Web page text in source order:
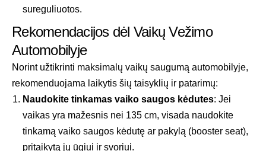
sureguliuotos.
Rekomendacijos dėl Vaikų Vežimo
Automobilyje
Norint užtikrinti maksimalų vaikų saugumą automobilyje,
rekomenduojama laikytis šių taisyklių ir patarimų:
Naudokite tinkamas vaiko saugos kėdutes: Jei
vaikas yra mažesnis nei 135 cm, visada naudokite
tinkamą vaiko saugos kėdutę ar pakylą (booster seat),
pritaikytą jų ūgiui ir svoriui.